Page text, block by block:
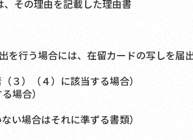
その理由を記載した理由書
う場合には、在留カードの写しを届出
３）（４）に該当する場合）
場合）
い場合はそれに準ずる書類）